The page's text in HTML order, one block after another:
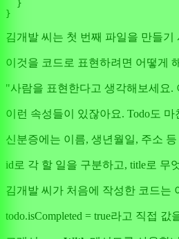
  }
김개발 씨는 첫 번째 파일을 만들
이것을 코드로 표현하려면 어떻게
"사람을 표현한다고 생각해보세요.
이런 속성들이 있잖아요. Todo도
신분증에는 이름, 생년월일, 주소
id로 각 할 일을 구분하고, title로 무
김개발 씨가 처음에 작성한 코드는
todo.isCompleted = true라고 직접